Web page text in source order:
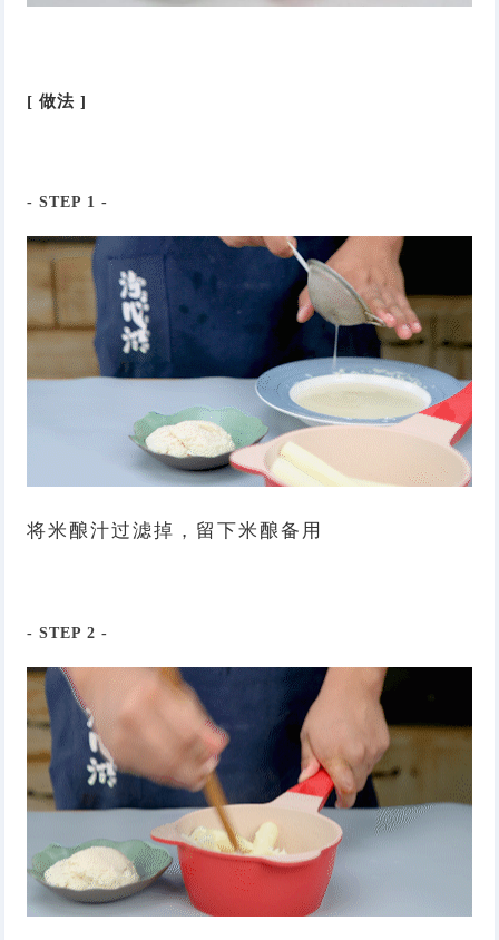
[ 做法 ]
- STEP 1 -
将米酿汁过滤掉，留下米酿备用
- STEP2 -